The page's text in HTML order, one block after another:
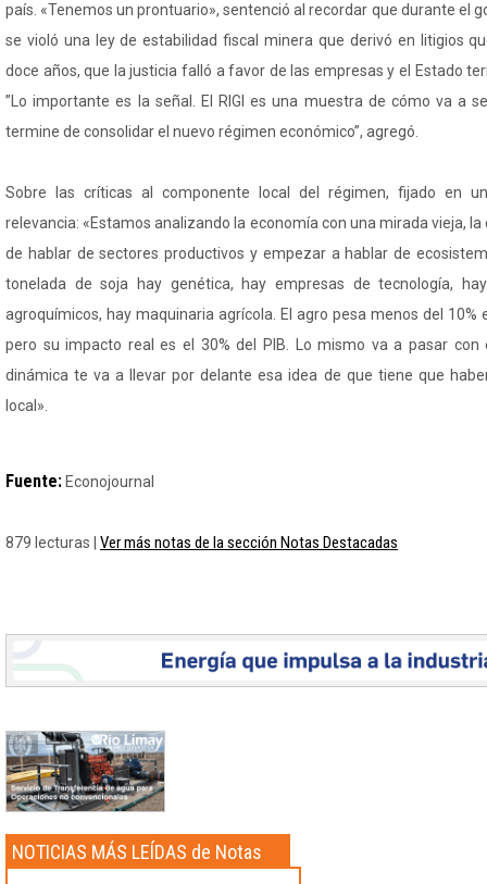
país. «Tenemos un prontuario», sentenció al recordar que durante el
se violó una ley de estabilidad fiscal minera que derivó en litigios
doce años, que la justicia falló a favor de las empresas y el Estado
”Lo importante es la señal. El RIGI es una muestra de cómo va a
termine de consolidar el nuevo régimen económico”, agregó.
Sobre las críticas al componente local del régimen, fijado en
relevancia: «Estamos analizando la economía con una mirada vieja, la
de hablar de sectores productivos y empezar a hablar de
tonelada de soja hay genética, hay empresas de tecnología,
agroquímicos, hay maquinaria agrícola. El agro pesa menos del 10%
pero su impacto real es el 30% del PIB. Lo mismo va a pasar con
dinámica te va a llevar por delante esa idea de que tiene que
local».
Fuente: Econojournal
879 lecturas | Ver más notas de la sección Notas Destacadas
NOTICIAS MÁS LEÍDAS de Notas
Destacadas